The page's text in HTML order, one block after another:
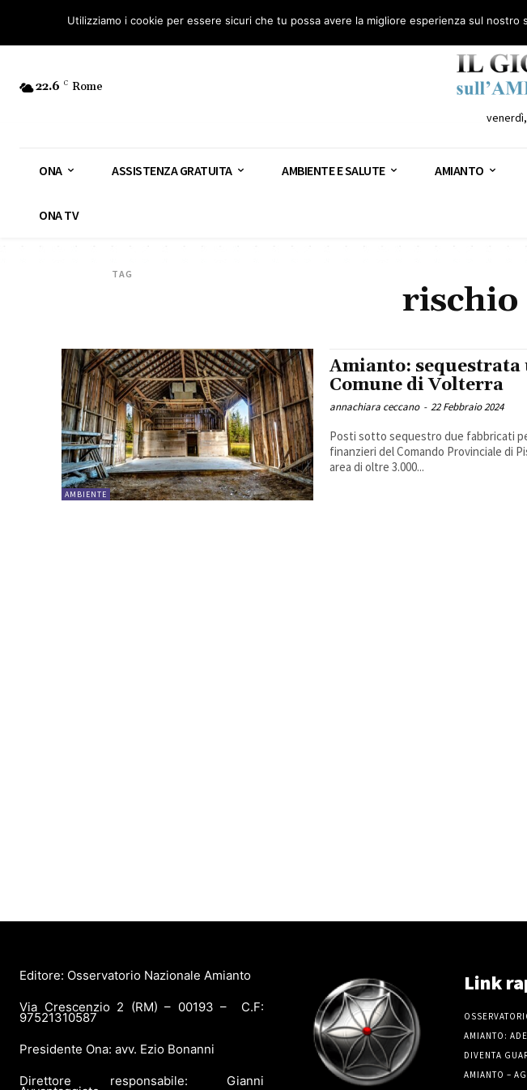
Osservatorio Nazionale Amianto: aderisci Diventa Guardia Nazionale Amianto – AGN Consulenza legale
22.6 C Rome
ONA ASSISTENZA GRATUITA AMBIENTE E SALUTE AMIANTO
ONA TV
TAG
rischio
AMBIENTE
Amianto: sequestrata
Comune di Volterra
annachiara ceccano - 22 Febbraio 2024
Posti sotto sequestro due fabbricati
finanzieri del Comando Provinciale di
area di oltre 3.000...
Editore: Osservatorio Nazionale Amianto
Via Crescenzio 2 (RM) – 00193 – C.F:
97521310587
Presidente Ona: avv. Ezio Bonanni
Direttore responsabile: Gianni
Link
AMIANTO:
DIVENTA
AMIANTO –
Utilizziamo i cookie per essere sicuri che tu possa avere la migliore esperienza sul